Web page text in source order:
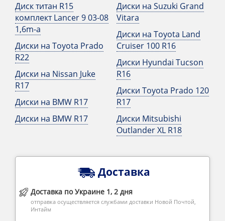
Диск титан R15
комплект Lancer 9 03-08
1,6m-a
Диски на Toyota Prado
R22
Диски на Nissan Juke
R17
Диски на BMW R17
Диски на BMW R17
Диски на Suzuki Grand
Vitara
Диски на Toyota Land
Cruiser 100 R16
Диски Hyundai Tucson
R16
Диски Toyota Prado 120
R17
Диски Mitsubishi
Outlander XL R18
Доставка
Доставка по Украине 1, 2 дня
отправка осуществляется службами доставки Новой Почтой,
Интайм